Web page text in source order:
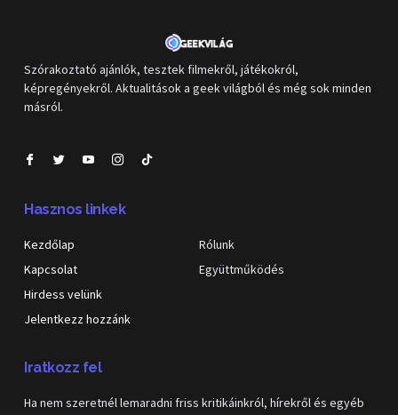
Szórakoztató ajánlók, tesztek filmekről, játékokról,
képregényekről. Aktualitások a geek világból és még sok minden
másról.
Hasznos linkek
Kezdőlap
Kapcsolat
Hirdess velünk
Jelentkezz hozzánk
Rólunk
Együttműködés
Iratkozz fel
Ha nem szeretnél lemaradni friss kritikáinkról, hírekről és egyéb